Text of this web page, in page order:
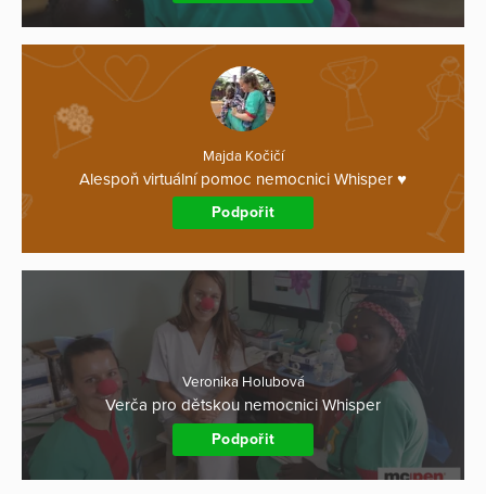
Majda Kočičí
Alespoň virtuální pomoc nemocnici Whisper ♥️
Podpořit
Veronika Holubová
Verča pro dětskou nemocnici Whisper
Podpořit